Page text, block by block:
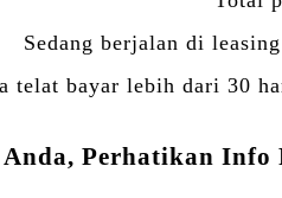
Sedang berjalan di
telat bayar lebih dari 30
Perhatikan